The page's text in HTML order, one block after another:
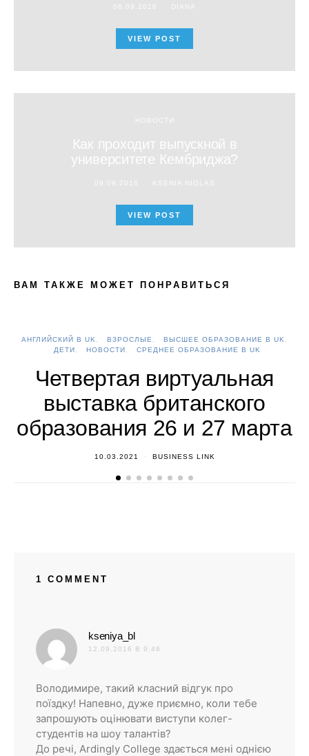
06.09.2016 DIANA
VIEW POST
НОВОСТИ
Как проходит выпускной в
университете Кембриджа?
09.09.2016 KSENIA NIGLAS
VIEW POST
ВАМ ТАКЖЕ МОЖЕТ ПОНРАВИТЬСЯ
АНГЛИЙСКИЙ В UK ВЗРОСЛЫЕ
ВЫСШЕЕ ОБРАЗОВАНИЕ В UK
ДЕТИ
НОВОСТИ СРЕДНЕЕ ОБРАЗОВАНИЕ В UK
Четвертая виртуальная
выставка британского
образования 26 и 27 марта
10.03.2021 BUSINESS LINK
1 COMMENT
kseniya_bl
12.09.2016 В 9:46
Володимире, такий класний відгук про
поїздку! Напевно, дуже приємно, коли тебе
запрошують оцінювати виступи колег-
студентів на шоу талантів?
До речі, Ardingly College здається мені однією